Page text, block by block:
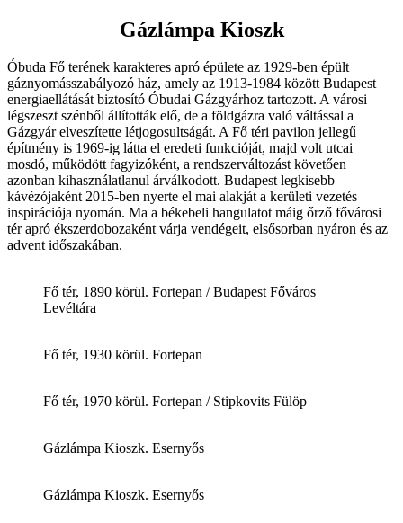
Gázlámpa Kioszk
Óbuda Fő terének karakteres apró épülete az 1929-ben épült
gáznyomásszabályozó ház, amely az 1913-1984 között Budapest
energiaellátását biztosító Óbudai Gázgyárhoz tartozott. A városi
légszeszt szénből állították elő, de a földgázra való váltással a
Gázgyár elveszítette létjogosultságát. A Fő téri pavilon jellegű
építmény is 1969-ig látta el eredeti funkcióját, majd volt utcai
mosdó, működött fagyizóként, a rendszerváltozást követően
azonban kihasználatlanul árválkodott. Budapest legkisebb
kávézójaként 2015-ben nyerte el mai alakját a kerületi vezetés
inspirációja nyomán. Ma a békebeli hangulatot máig őrző fővárosi
tér apró ékszerdobozaként várja vendégeit, elsősorban nyáron és az
advent időszakában.
Fő tér, 1890 körül. Fortepan / Budapest Főváros
Levéltára
Fő tér, 1930 körül. Fortepan
Fő tér, 1970 körül. Fortepan / Stipkovits Fülöp
Gázlámpa Kioszk. Esernyős
Gázlámpa Kioszk. Esernyős